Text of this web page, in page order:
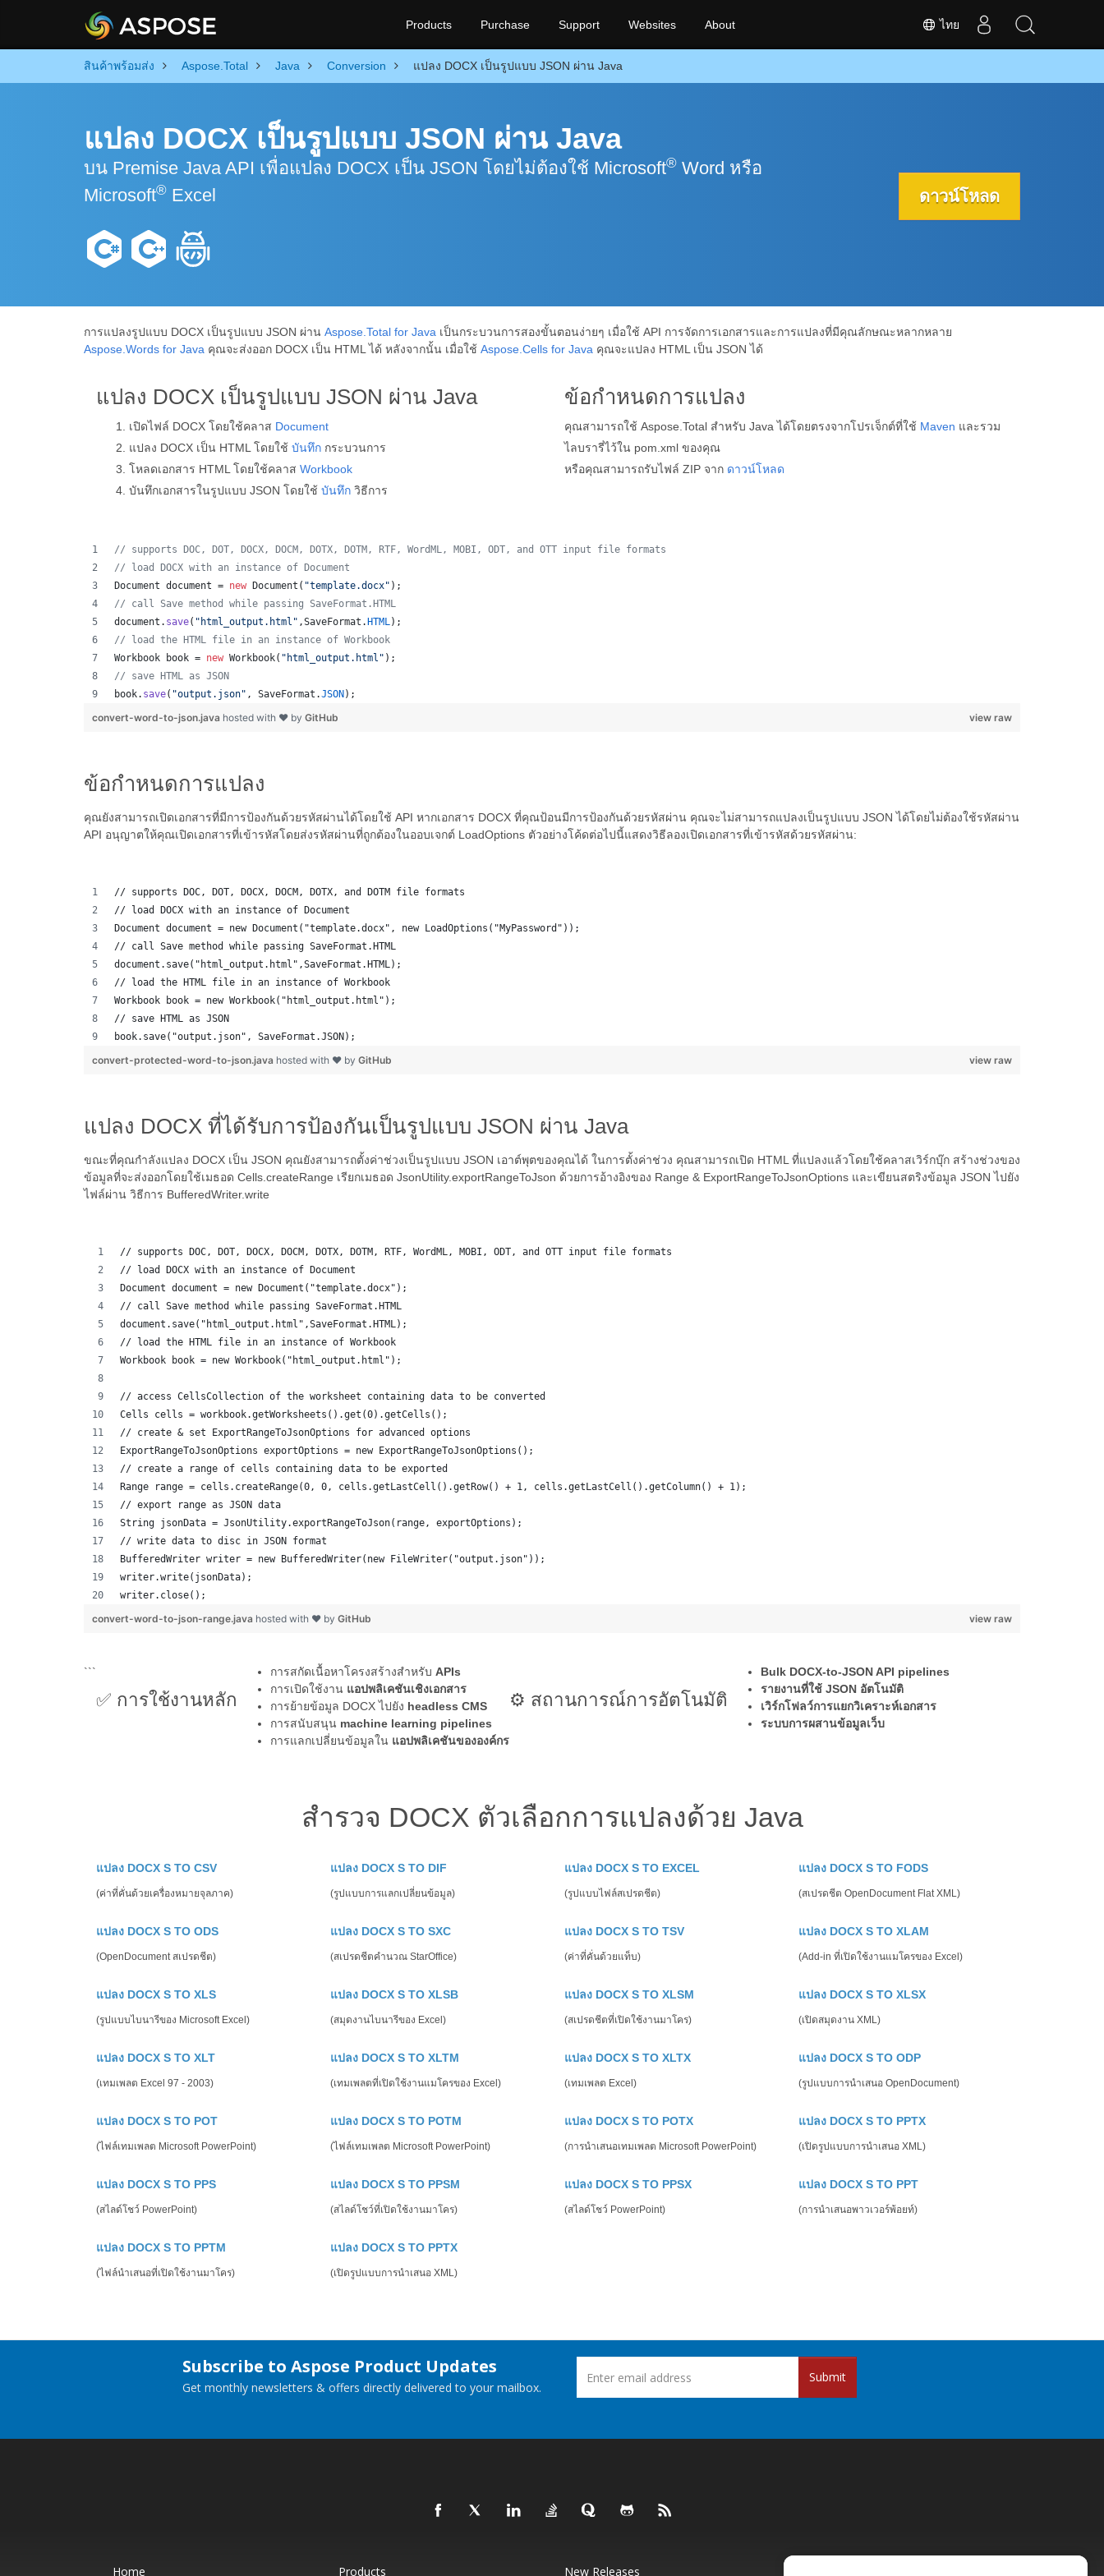
ไทย
Products Purchase Support Websites About
สินค้าพร้อมส่ง Aspose.Total Java Conversion แปลง DOCX เป็นรูปแบบ JSON ผ่าน Java
แปลง DOCX เป็นรูปแบบ JSON ผ่าน Java
บน Premise Java API เพื่อแปลง DOCX เป็น JSON โดยไม่ต้องใช้ Microsoft® Word หรือ
Microsoft® Excel ดาวน์โหลด
การแปลงรูปแบบ DOCX เป็นรูปแบบ JSON ผ่าน Aspose.Total for Java เป็นกระบวนการสองขั้นตอนง่ายๆ เมื่อใช้ API การจัดการเอกสารและการแปลงที่มีคุณลักษณะหลากหลาย
Aspose.Words for Java คุณจะส่งออก DOCX เป็น HTML ได้ หลังจากนั้น เมื่อใช้ Aspose.Cells for Java คุณจะแปลง HTML เป็น JSON ได้
แปลง DOCX เป็นรูปแบบ JSON ผ่าน Java
เปิดไฟล์ DOCX โดยใช้คลาส Document
แปลง DOCX เป็น HTML โดยใช้ บันทึก กระบวนการ
โหลดเอกสาร HTML โดยใช้คลาส Workbook
บันทึกเอกสารในรูปแบบ JSON โดยใช้ บันทึก วิธีการ
ข้อกำหนดการแปลง
คุณสามารถใช้ Aspose.Total สำหรับ Java ได้โดยตรงจากโปรเจ็กต์ที่ใช้ Maven และรวม
ไลบรารี่ไว้ใน pom.xml ของคุณ
หรือคุณสามารถรับไฟล์ ZIP จาก ดาวน์โหลด
// supports DOC, DOT, DOCX, DOCM, DOTX, DOTM, RTF, WordML, MOBI, ODT, and OTT input file formats
// load DOCX with an instance of Document
Document document = new Document ( "template.docx" );
// call Save method while passing SaveFormat.HTML
document . save( "html_output.html" ,SaveFormat . HTML);
// load the HTML file in an instance of Workbook
Workbook
book = new Workbook( "html_output.html" );
// save HTML as JSON
book. save( "output.json" , SaveFormat .JSON );
view raw
convert-word-to-json.java hosted with ❤ by GitHub
ข้อกำหนดการแปลง
คุณยังสามารถเปิดเอกสารที่มีการป้องกันด้วยรหัสผ่านได้โดยใช้ API หากเอกสาร DOCX ที่คุณป้อนมีการป้องกันด้วยรหัสผ่าน คุณจะไม่สามารถแปลงเป็นรูปแบบ JSON ได้โดยไม่ต้องใช้รหัสผ่าน
API อนุญาตให้คุณเปิดเอกสารที่เข้ารหัสโดยส่งรหัสผ่านที่ถูกต้องในออบเจกต์ LoadOptions ตัวอย่างโค้ดต่อไปนี้แสดงวิธีลองเปิดเอกสารที่เข้ารหัสด้วยรหัสผ่าน:
// supports DOC, DOT, DOCX, DOCM, DOTX, and DOTM file formats
// load DOCX with an instance of Document
Document document = new Document("template.docx", new LoadOptions("MyPassword"));
// call Save method while passing SaveFormat.HTML
document.save("html_output.html",SaveFormat.HTML);
// load the HTML file in an instance of Workbook
Workbook book = new Workbook("html_output.html");
// save HTML as JSON
book.save("output.json", SaveFormat.JSON);
view raw
convert-protected-word-to-json.java hosted with ❤ by GitHub
แปลง DOCX ที่ได้รับการป้องกันเป็นรูปแบบ JSON ผ่าน Java
ขณะที่คุณกำลังแปลง DOCX เป็น JSON คุณยังสามารถตั้งค่าช่วงเป็นรูปแบบ JSON เอาต์พุตของคุณได้ ในการตั้งค่าช่วง คุณสามารถเปิด HTML ที่แปลงแล้วโดยใช้คลาสเวิร์กบุ๊ก สร้างช่วงของ
ข้อมูลที่จะส่งออกโดยใช้เมธอด Cells.createRange เรียกเมธอด JsonUtility.exportRangeToJson ด้วยการอ้างอิงของ Range & ExportRangeToJsonOptions และเขียนสตริงข้อมูล JSON ไปยัง
ไฟล์ผ่าน วิธีการ BufferedWriter.write
// supports DOC, DOT, DOCX, DOCM, DOTX, DOTM, RTF, WordML, MOBI, ODT, and OTT input file formats
// load DOCX with an instance of Document
Document document = new Document("template.docx");
// call Save method while passing SaveFormat.HTML
document.save("html_output.html",SaveFormat.HTML);
// load the HTML file in an instance of Workbook
Workbook book = new Workbook("html_output.html");
// access CellsCollection of the worksheet containing data to be converted
Cells cells = workbook.getWorksheets().get(0).getCells();
// create & set ExportRangeToJsonOptions for advanced options
ExportRangeToJsonOptions exportOptions = new ExportRangeToJsonOptions();
// create a range of cells containing data to be exported
Range range = cells.createRange(0, 0, cells.getLastCell().getRow() + 1, cells.getLastCell().getColumn() + 1);
// export range as JSON data
String jsonData = JsonUtility.exportRangeToJson(range, exportOptions);
// write data to disc in JSON format
BufferedWriter writer = new BufferedWriter(new FileWriter("output.json"));
writer.write(jsonData);
writer.close();
view raw
convert-word-to-json-range.java hosted with ❤ by GitHub
```
✅ การใช้งานหลัก
การสกัดเนื้อหาโครงสร้างสำหรับ APIs
การเปิดใช้งาน แอปพลิเคชันเชิงเอกสาร
การย้ายข้อมูล DOCX ไปยัง headless CMS
การสนับสนุน machine learning pipelines
การแลกเปลี่ยนข้อมูลใน แอปพลิเคชันขององค์กร
⚙️ สถานการณ์การอัตโนมัติ
Bulk DOCX-to-JSON API pipelines
รายงานที่ใช้ JSON อัตโนมัติ
เวิร์กโฟลว์การแยกวิเคราะห์เอกสาร
ระบบการผสานข้อมูลเว็บ
สำรวจ DOCX ตัวเลือกการแปลงด้วย Java
แปลง DOCX S TO CSV
(ค่าที่คั่นด้วยเครื่องหมายจุลภาค)
แปลง DOCX S TO DIF
(รูปแบบการแลกเปลี่ยนข้อมูล)
แปลง DOCX S TO EXCEL
(รูปแบบไฟล์สเปรดชีต)
แปลง DOCX S TO FODS
(สเปรดชีต OpenDocument Flat XML)
แปลง DOCX S TO ODS
(OpenDocument สเปรดชีต)
แปลง DOCX S TO SXC
(สเปรดชีตคำนวณ StarOffice)
แปลง DOCX S TO TSV
(ค่าที่คั่นด้วยแท็บ)
แปลง DOCX S TO XLAM
(Add-in ที่เปิดใช้งานแมโครของ Excel)
แปลง DOCX S TO XLS
(รูปแบบไบนารีของ Microsoft Excel)
แปลง DOCX S TO XLSB
(สมุดงานไบนารีของ Excel)
แปลง DOCX S TO XLSM
(สเปรดชีตที่เปิดใช้งานมาโคร)
แปลง DOCX S TO XLSX
(เปิดสมุดงาน XML)
แปลง DOCX S TO XLT
(เทมเพลต Excel 97 - 2003)
แปลง DOCX S TO XLTM
(เทมเพลตที่เปิดใช้งานแมโครของ Excel)
แปลง DOCX S TO XLTX
(เทมเพลต Excel)
แปลง DOCX S TO ODP
(รูปแบบการนำเสนอ OpenDocument)
แปลง DOCX S TO POT
(ไฟล์เทมเพลต Microsoft PowerPoint)
แปลง DOCX S TO POTM
(ไฟล์เทมเพลต Microsoft PowerPoint)
แปลง DOCX S TO POTX
(การนำเสนอเทมเพลต Microsoft PowerPoint)
แปลง DOCX S TO PPTX
(เปิดรูปแบบการนำเสนอ XML)
แปลง DOCX S TO PPS
(สไลด์โชว์ PowerPoint)
แปลง DOCX S TO PPSM
(สไลด์โชว์ที่เปิดใช้งานมาโคร)
แปลง DOCX S TO PPSX
(สไลด์โชว์ PowerPoint)
แปลง DOCX S TO PPT
(การนำเสนอพาวเวอร์พ้อยท์)
แปลง DOCX S TO PPTM
(ไฟล์นำเสนอที่เปิดใช้งานมาโคร)
แปลง DOCX S TO PPTX
(เปิดรูปแบบการนำเสนอ XML)
Subscribe to Aspose Product Updates
Get monthly newsletters & offers directly delivered to your mailbox.
Submit
Home Products New Releases